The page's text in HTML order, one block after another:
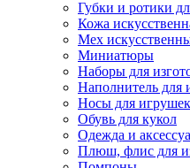
Губки и ротики
Кожа
Мех
Миниатюры
Наборы для
Наполнитель для
Носы для игрушек
Обувь для кукол
Одежда и
Плюш, флис для